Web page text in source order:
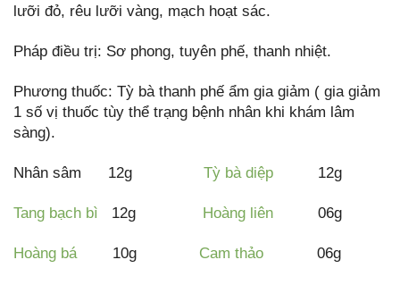
lưỡi đỏ, rêu lưỡi vàng, mạch hoạt sác.
Pháp điều trị: Sơ phong, tuyên phế, thanh nhiệt.
Phương thuốc: Tỳ bà thanh phế ẩm gia giảm ( gia giảm
1 số vị thuốc tùy thể trạng bệnh nhân khi khám lâm
sàng).
Nhân sâm 12g Tỳ bà diệp 12g
Tang bạch bì 12g Hoàng liên 06g
Hoàng bá10g Cam thảo 06g